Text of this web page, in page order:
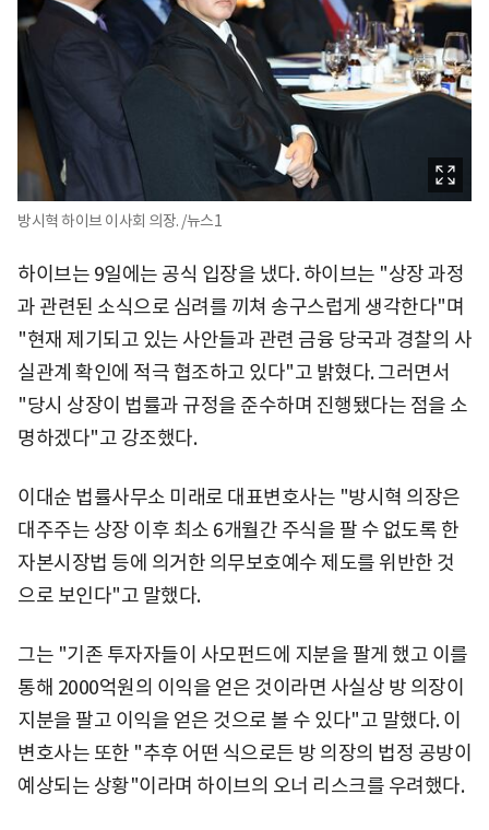
방시혁 하이브 이사회 의장. /뉴스1
하이브는 9일에는 공식 입장을 냈다. 하이브는 "상장 과정
과 관련된 소식으로 심려를 끼쳐 송구스럽게 생각한다"며
"현재 제기되고 있는 사안들과 관련 금융 당국과 경찰의 사
실관계 확인에 적극 협조하고 있다"고 밝혔다. 그러면서
"당시 상장이 법률과 규정을 준수하며 진행됐다는 점을 소
명하겠다"고 강조했다.
이대순 법률사무소 미래로 대표변호사는 "방시혁 의장은
대주주는 상장 이후 최소 6개월간 주식을 팔 수 없도록 한
자본시장법 등에 의거한 의무보호예수 제도를 위반한 것
으로 보인다"고 말했다.
그는 "기존 투자자들이 사모펀드에 지분을 팔게 했고 이를
통해 2000억원의 이익을 얻은 것이라면 사실상 방 의장이
지분을 팔고 이익을 얻은 것으로 볼 수 있다"고 말했다. 이
변호사는 또한 "추후 어떤 식으로든 방 의장의 법정 공방이
예상되는 상황"이라며 하이브의 오너 리스크를 우려했다.